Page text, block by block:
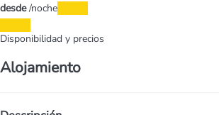
desde /noche
Disponibilidad y precios
Alojamiento